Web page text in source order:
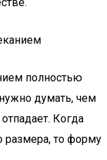
полностью
думать, чем
Когда
размера, то форму